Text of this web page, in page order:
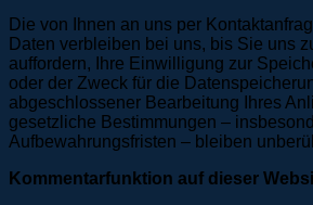
Die von Ihnen an uns per
Daten verbleiben bei uns, bis Sie uns
auffordern, Ihre Einwilligung zur
oder der Zweck für die
abgeschlossener Bearbeitung Ihres
gesetzliche Bestimmungen –
Aufbewahrungsfristen – bleiben
Kommentarfunktion auf dieser